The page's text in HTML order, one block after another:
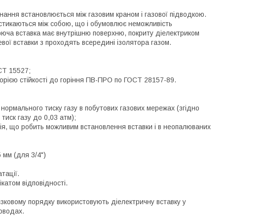
встановлюється між газовим краном і газової підводкою.
між собою, що і обумовлює неможливість
вставка має внутрішню поверхню, покриту діелектриком
вставки з проходять всередині ізолятора газом.
15527;
стійкості до горіння ПВ-ПРО по ГОСТ 28157-89.
тиску газу в побутових газових мережах (згідно
газу до 0,03 атм);
що робить можливим встановлення вставки і в неопалюваних
мм (для 3/4")
відповідності.
порядку використовують діелектричну вставку у